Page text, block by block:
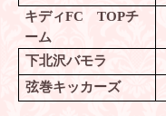
キディFC TOPチ
ーム
下北沢バモラ
弦巻キッカーズ